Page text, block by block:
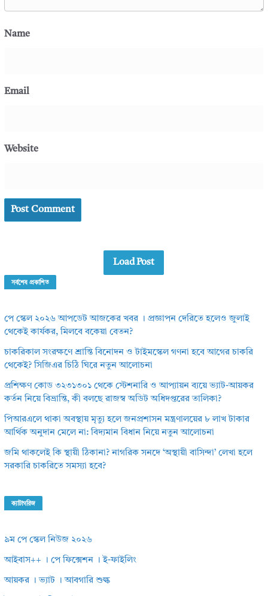
Name
Email
Website
Load Post
সর্বশেষ প্রকাশিত
পে স্কেল ২০২৬ আপডেট আজকের খবর । প্রজ্ঞাপন দেরিতে হলেও জুলাই
থেকেই কার্যকর, মিলবে বকেয়া বেতন?
চাকরিকাল সংরক্ষণে শ্রান্তি বিনোদন ও টাইমস্কেল গণনা হবে আগের চাকরি
থেকেই? সিজিএর চিঠি ঘিরে নতুন আলোচনা
প্রশিক্ষণ কোড ৩২৩১৩০১ থেকে স্টেশনারি ও আপ্যায়ন ব্যয়ে ভ্যাট-আয়কর
কর্তন নিয়ে বিভ্রান্তি, কী বলছে রাজস্ব অডিট অধিদপ্তরের তালিকা?
পিআরএলে থাকা অবস্থায় মৃত্যু হলে জনপ্রশাসন মন্ত্রণালয়ের ৮ লাখ টাকার
আর্থিক অনুদান মেলে না: বিদ্যমান বিধান নিয়ে নতুন আলোচনা
জমি থাকলেই কি স্থায়ী ঠিকানা? নাগরিক সনদে ‘অস্থায়ী বাসিন্দা’ লেখা হলে
সরকারি চাকরিতে সমস্যা হবে?
ক্যাটাগরিজ
৯ম পে স্কেল নিউজ ২০২৬
আইবাস++ । পে ফিক্সেশন । ই-ফাইলিং
আয়কর । ভ্যাট । আবগারি শুল্ক